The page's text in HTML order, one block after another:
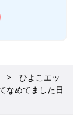
ひよこエッ
なめてました日